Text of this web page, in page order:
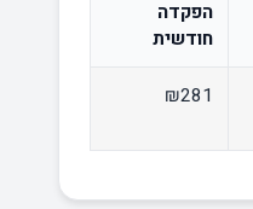
הפקדה
חודשית
₪281